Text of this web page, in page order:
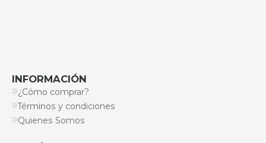
INFORMACIÓN
¿Cómo comprar?
Términos y condiciones
Quienes Somos